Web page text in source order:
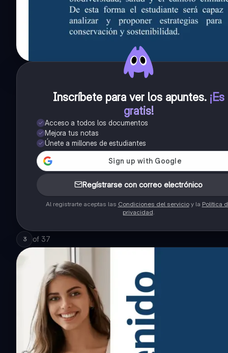
Inscríbete para ver los apuntes. ¡Es
gratis!
Acceso a todos los documentos
Mejora tus notas
Únete a millones de estudiantes
Regístrarse con correo electrónico
Al registrarte aceptas las Condiciones del servicioy la Política
privacidad
3 of 37